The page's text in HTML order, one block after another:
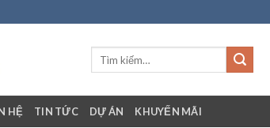
HỆ TIN TỨC DỰ ÁN KHUYẾN MÃI